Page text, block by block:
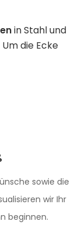
in Stahl und
die Ecke
sowie die
wir Ihr
beginnen.